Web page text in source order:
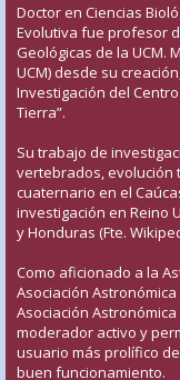
Doctor en Ciencias
Evolutiva fue profesor
Geológicas de la UCM.
UCM) desde su
Investigación del
Tierra”.
Su trabajo de
vertebrados, evolución
cuaternario en el
investigación en Reino
y Honduras (Fte.
Como aficionado a la
Asociación
Asociación
moderador activo y
usuario más prolífico
buen funcionamiento.